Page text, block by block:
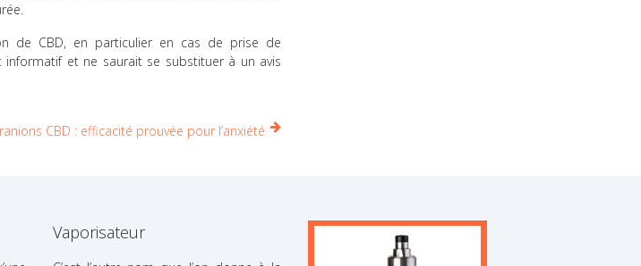
de CBD, en particulier en cas de prise de
et ne saurait se substituer à un avis
CBD : efficacité prouvée pour l’anxiété
Vaporisateur